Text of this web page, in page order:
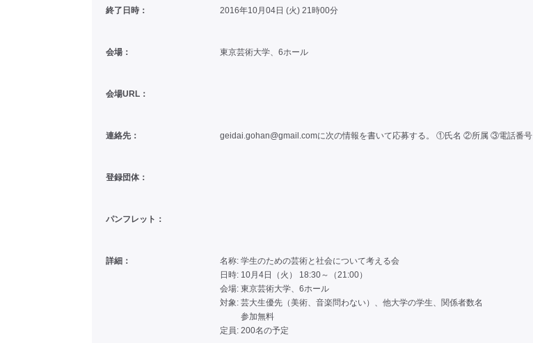
終了日時： 2016年10月04日 (火) 21時00分
会場： 東京芸術大学、6ホール
会場URL：
連絡先： geidai.gohan@gmail.comに次の情報を書いて応募する。 ①氏名 ②所属 ③電話番
登録団体：
パンフレット：
詳細：
名称: 学生のための芸術と社会について考える会
日時: 10月4日（火） 18:30～（21:00）
会場: 東京芸術大学、6ホール
対象: 芸大生優先（美術、音楽問わない）、他大学の学生、関係者数名
参加無料
定員: 200名の予定